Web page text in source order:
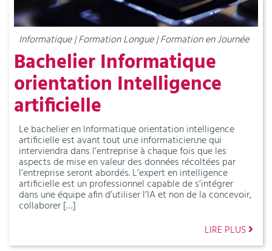
Informatique | Formation Longue | Formation en Journée
Bachelier Informatique
orientation Intelligence
artificielle
Le bachelier en Informatique orientation intelligence
artificielle est avant tout un.e informaticien.ne qui
interviendra dans l’entreprise à chaque fois que les
aspects de mise en valeur des données récoltées par
l’entreprise seront abordés. L’expert en intelligence
artificielle est un professionnel capable de s’intégrer
dans une équipe afin d’utiliser l’IA et non de la concevoir,
collaborer […]
LIRE PLUS